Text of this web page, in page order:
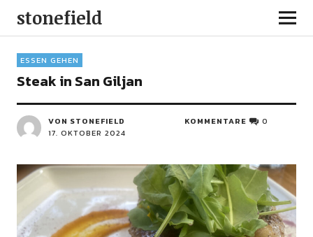
stonefield
ESSEN GEHEN
Steak in San Giljan
VON STONEFIELD
17. OKTOBER 2024
KOMMENTARE 0